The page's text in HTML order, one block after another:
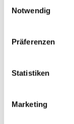
Notwendig
Präferenzen
Statistiken
Marketing